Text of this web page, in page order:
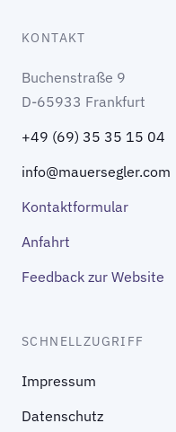
KONTAKT
Buchenstraße 9
D-65933 Frankfurt
+49 (69) 35 35 15 04
info@mauersegler.com
Kontaktformular
Anfahrt
Feedback zur Website
SCHNELLZUGRIFF
Impressum
Datenschutz